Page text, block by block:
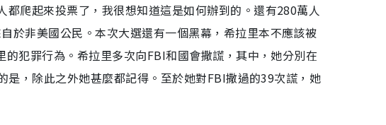
爬起來投票了，我很想知道這是如何辦到的。還有280萬人
於非美國公民。本次大選還有一個黑幕，希拉里本不應該被
犯罪行為。希拉里多次向FBI和國會撒謊，其中，她分別在
，除此之外她甚麼都記得。至於她對FBI撒過的39次謊，她